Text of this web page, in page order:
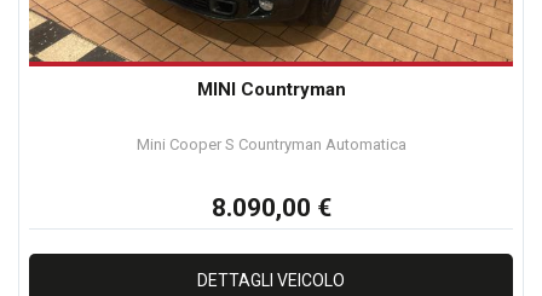
MINI Countryman
Mini Cooper S Countryman Automatica
8.090,00 €
DETTAGLI VEICOLO